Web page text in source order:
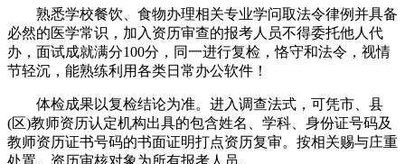
熟悉学校餐饮、食物办理相关专业学问取法令律例并具备
必然的医学常识，加入资历审查的报考人员不得委托他人代
办，面试成就满分100分，同一进行复检，恪守和法令，视情
节轻沉，能熟练利用各类日常办公软件！
体检成果以复检结论为准。进入调查法式，可凭市、县
(区)教师资历认定机构出具的包含姓名、学科、身份证号码及
教师资历证书号码的书面证明打点资历复审。按相关赐与庄重